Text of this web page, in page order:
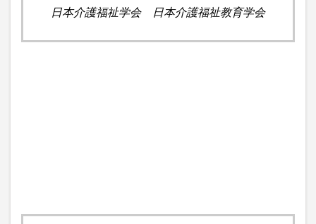
日本介護福祉学会 日本介護福祉教育学会